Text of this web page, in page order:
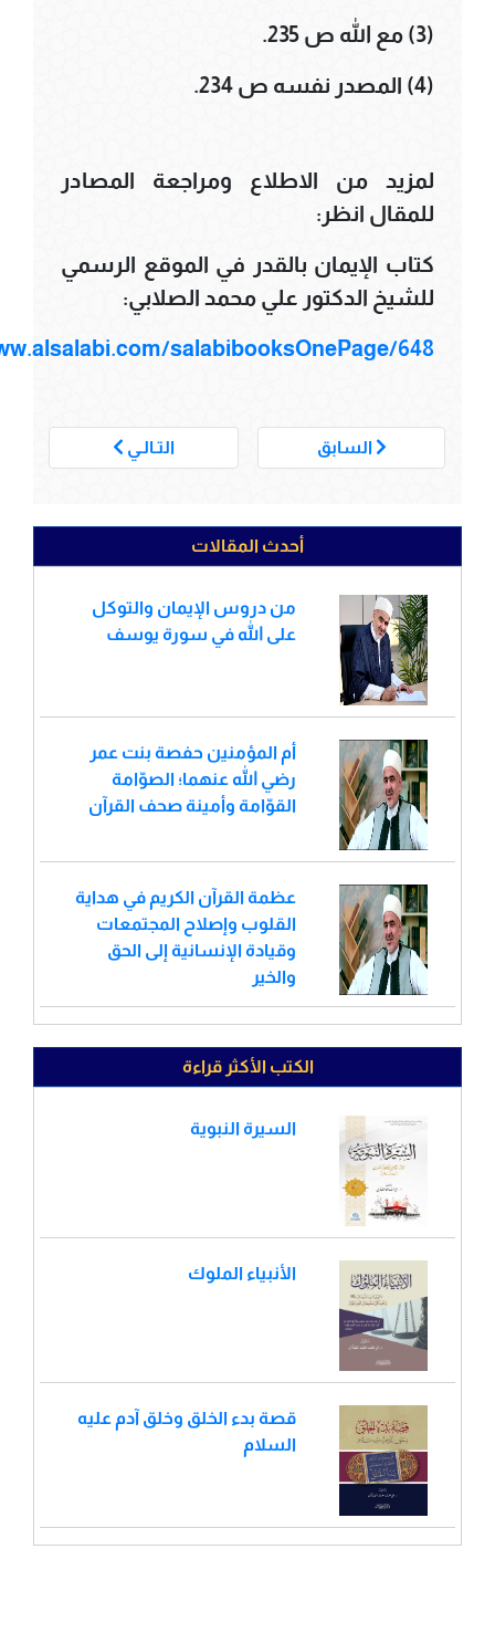
(3) مع الله ص 235.
(4) المصدر نفسه ص 234.
لمزيد من الاطلاع ومراجعة المصادر
للمقال انظر:
كتاب الإيمان بالقدر في الموقع الرسمي
للشيخ الدكتور علي محمد الصلابي:
salabibooksOnePage/648
السابق التـالـي
أحدث المقالات
من دروس الإيمان والتوكل
على الله في سورة يوسف
أم المؤمنين حفصة بنت عمر
رضي الله عنهما؛ الصوّامة
القوّامة وأمينة صحف القرآن
عظمة القرآن الكريم في هداية
القلوب وإصلاح المجتمعات
وقيادة الإنسانية إلى الحق
والخير
الكتب الأكثر قراءة
السيرة النبوية
الأنبياء الملوك
قصة بدء الخلق وخلق آدم عليه
السلام